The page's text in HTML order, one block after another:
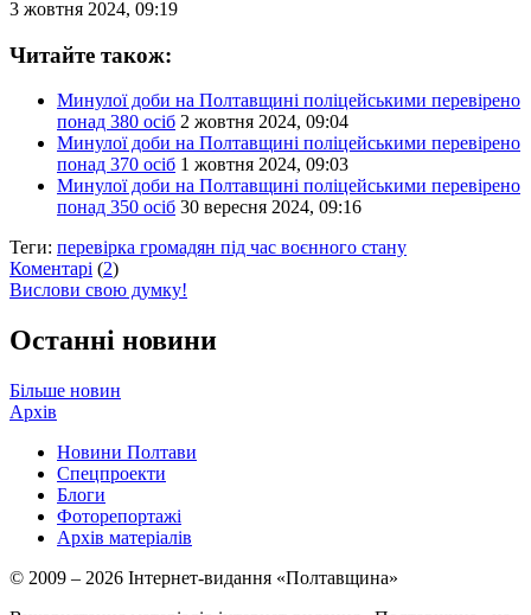
3 жовтня 2024, 09:19
Читайте також:
Минулої доби на Полтавщині поліцейськими перевірено
понад 380 осіб 2 жовтня 2024, 09:04
Минулої доби на Полтавщині поліцейськими перевірено
понад 370 осіб 1 жовтня 2024, 09:03
Минулої доби на Полтавщині поліцейськими перевірено
понад 350 осіб 30 вересня 2024, 09:16
Теги: перевірка громадян під час воєнного стану
Коментарі (2)
Вислови свою думку!
Останні новини
Більше новин
Архів
Новини Полтави
Спецпроекти
Блоги
Фоторепортажі
Архів матеріалів
© 2009 – 2026 Інтернет-видання «Полтавщина»